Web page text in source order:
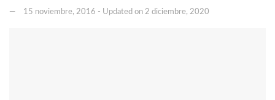
15 noviembre, 2016 - Updated on 2 diciembre, 2020